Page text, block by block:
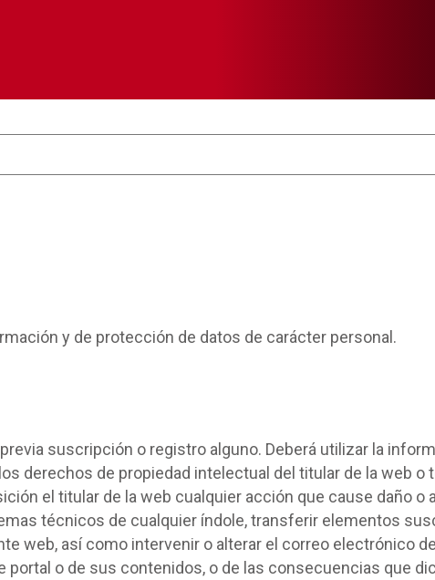
y de protección de datos de carácter personal.
suscripción o registro alguno. Deberá utilizar la
derechos de propiedad intelectual del titular de la web o
el titular de la web cualquier acción que cause daño o
técnicos de cualquier índole, transferir elementos
web, así como intervenir o alterar el correo electrónico
o de sus contenidos, o de las consecuencias que